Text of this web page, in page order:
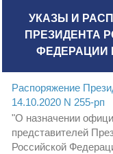
УКАЗЫ И
ПРЕЗИДЕНТА
ФЕДЕРАЦИИ
Распоряжение
14.10.2020 N 255-рп
"О назначении
представителей
Российской